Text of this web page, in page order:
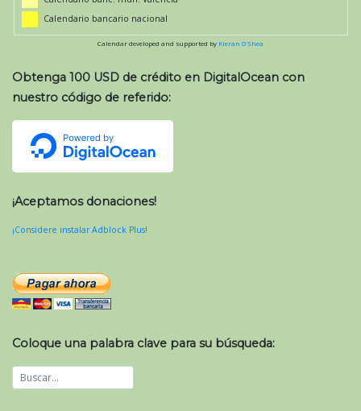
Calendario bancario nacional
Calendar developed and supported by Kieran O'Shea
Obtenga 100 USD de crédito en DigitalOcean con
nuestro código de referido:
¡Aceptamos donaciones!
¡Considere instalar Adblock Plus!
Coloque una palabra clave para su búsqueda: